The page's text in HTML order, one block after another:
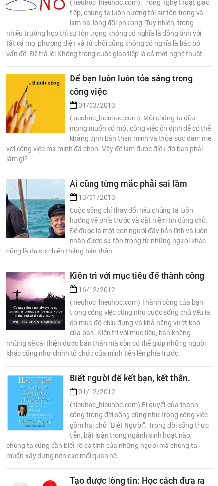
(hieuhoc_hieuhoc.com): Trong nghệ thuật giao
tiếp, chúng ta luôn hướng tới sự tôn trọng và
làm hài lòng đối phương. Tuy nhiên, trong
nhiều trường hợp thì sự tôn trọng không có nghĩa là đồng tình với
tất cả mọi phương diện và từ chối cũng không có nghĩa là bác bỏ
vấn đề. Để trả lời Không trong cuộc giao tiếp là cả một nghệ thuật.
Để bạn luôn luôn tỏa sáng trong
công việc
01/03/2013
(hieuhoc_hieuhoc.com): Mỗi chúng ta đều
mong muốn có một công việc ổn định để có thể
khẳng định bản thân mình và thỏa sức đam mê
với công việc mà mình đã chọn. Vậy để làm được điều đó bạn phải
làm gì?
Ai cũng từng mắc phải sai lầm
13/01/2013
Cuộc sống chỉ thay đổi nếu chúng ta luôn
hướng về phía trước và đặt niềm tin đúng chỗ.
Để được là một con người đầy bản lĩnh và luôn
nhận được sự tôn trọng từ những người khác
cũng là do sự chiến thắng bản thân…
Kiên trì với mục tiêu để thành công
16/12/2012
(hieuhoc_hieuhoc.com) Thành công của bạn
trong công việc cũng như cuộc sống chủ yếu là
do mức độ chịu đựng và khả năng vượt khó
của bạn. Kiên trì với mục tiêu, bạn không
những sẽ cải thiện được bản thân mà còn có thể giúp những người
khác cũng như chính tổ chức của mình tiến lên phía trước.
Biết người để kết bạn, kết thân.
01/12/2012
(hieuhoc_hieuhoc.com) Bí quyết của thành
công trong đời sống cũng như trong công việc
gồm hai chữ “Biết Người”. Trong đời sống thực
tiễn, bất luận trong ngành sinh hoạt nào,
chúng ta cũng cần biết rõ cá tính của những người mà chúng ta
muốn xây dựng nên các mối quan hệ.
Tạo được lòng tin: Học cách đưa ra